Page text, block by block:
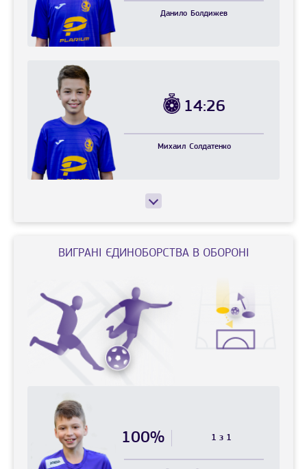
Данило Болдижев
14:26
Михаил Солдатенко
ВИГРАНI ЄДИНОБОРСТВА В ОБОРОНІ
100% 1 з 1